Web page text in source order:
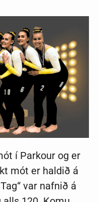
í Parkour og er
mót er haldið á
var nafnið á